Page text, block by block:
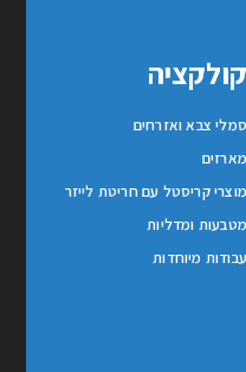
קולקציה
סמלי צבא ואזרחים
מארזים
מוצרי קריסטל עם חריטת לייזר
מטבעות ומדליות
עבודות מיוחדות